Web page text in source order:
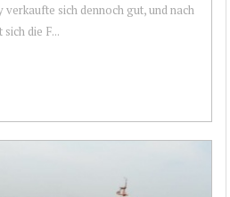
verkaufte sich dennoch gut, und nach
die F...